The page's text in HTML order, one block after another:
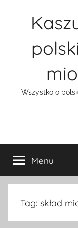
Wszystko o
Menu
Tag: skład